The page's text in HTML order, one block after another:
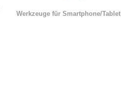
Werkzeuge für Smartphone/Tablet